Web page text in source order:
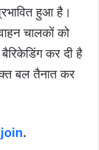
हुआ है।
चालकों को
कर दी है
बल तैनात कर
.